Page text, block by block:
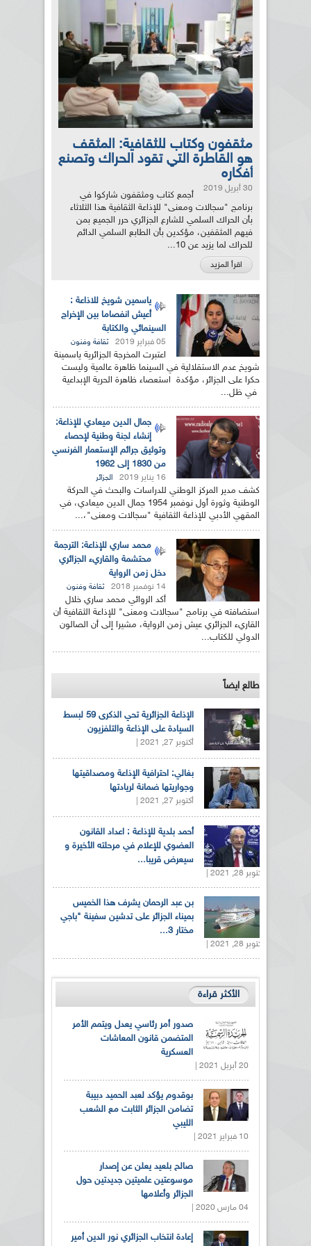
مثقفون وكتاب للثقافية: المثقف
هو القاطرة التي تقود الحراك وتصنع
أفكاره
30 أبريل 2019
أجمع كتاب ومثقفون شاركوا في
برنامج "سجالات ومعنى" للإذاعة الثقافية هذا الثلاثاء
بأن الحراك السلمي للشارع الجزائري حرر الجميع بمن
فيهم المثقفين، مؤكدين بأن الطابع السلمي الدائم
للحراك لما يزيد عن 10...
اقرأ المزيد
ياسمين شويخ للاذاعة :
أعيش انفصاما بين الإخراج
السينمائي والكتابة
05 فبراير 2019 ثقافة وفنون
اعتبرت المخرجة الجزائرية ياسمينة
شويخ عدم الاستقلالية في السينما ظاهرة عالمية وليست
حكرا على الجزائر، مؤكدة استعصاء ظاهرة الحرية الإبداعية
في ظل...
جمال الدين ميعادي للإذاعة:
إنشاء لجنة وطنية لإحصاء
وتوثيق جرائم الإستعمار الفرنسي
من 1830 إلى 1962
16 يناير 2019 الجزائر
كشف مدير المركز الوطني للدراسات والبحث في الحركة
الوطنية وثورة أول نوفمبر 1954 جمال الدين ميعادي، في
المقهي الأدبي للإذاعة الثقافية "سجالات ومعنى"،...
محمد ساري للإذاعة: الترجمة
محتشمة والقاريء الجزائري
دخل زمن الرواية
14 نوفمبر 2018 ثقافة وفنون
أكد الروائي محمد ساري خلال
استضافته في برنامج "سجالات ومعنى" للإذاعة الثقافية أن
القاريء الجزائري عيش زمن الرواية، مشيرا إلى أن الصالون
الدولي للكتاب...
طالع ايضاً
الإذاعة الجزائرية تحي الذكرى 59 لبسط
السيادة على الإذاعة والتلفزيون
أكتوبر 27, 2021 |
بغالي: احترافية الإذاعة ومصداقيتها
وجواريتها ضمانة لريادتها
أكتوبر 27, 2021 |
أحمد بلدية للإذاعة : اعداد القانون
العضوي للإعلام في مرحلته الأخيرة و
سيعرض قريبا...
أكتوبر 28, 2021 |
بن عبد الرحمان يشرف هذا الخميس
بميناء الجزائر على تدشين سفينة "باجي
مختار 3...
أكتوبر 28, 2021 |
الأكثر قراءة
صدور أمر رئاسي يعدل ويتمم الأمر
المتضمن قانون المعاشات
العسكرية
20 أبريل 2021 |
بوقدوم يؤكد لعبد الحميد دبيبة
تضامن الجزائر الثابت مع الشعب
الليبي
10 فبراير 2021 |
صالح بلعيد يعلن عن إصدار
موسوعتين علميتين جديدتين حول
الجزائر وأعلامها
04 مارس 2020 |
إعادة انتخاب الجزائري نور الدين أمير